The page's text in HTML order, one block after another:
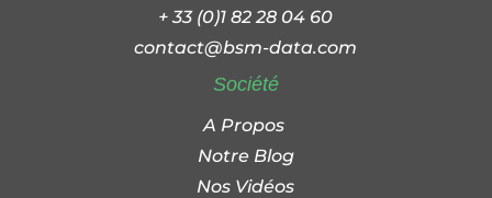
+ 33 (0)1 82 28 04 60
contact@bsm-data.com
Société
A Propos
Notre Blog
Nos Vidéos